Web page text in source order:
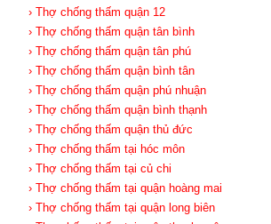
› Thợ chống thấm quận 12
› Thợ chống thấm quận tân bình
› Thợ chống thấm quận tân phú
› Thợ chống thấm quận bình tân
› Thợ chống thấm quận phú nhuận
› Thợ chống thấm quận bình thạnh
› Thợ chống thấm quận thủ đức
› Thợ chống thấm tại hóc môn
› Thợ chống thấm tại củ chi
› Thợ chống thấm tại quận hoàng mai
› Thợ chống thấm tại quận long biên